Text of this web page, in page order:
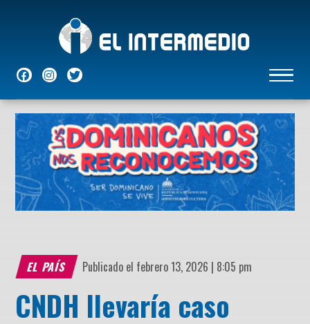
NACIONALES INTERNACIONALESECONÓMICASDEPORTES ENTRETENIMIENTO
EL PAÍS Publicado el febrero 13, 2026 | 8:05 pm
CNDH llevaría caso